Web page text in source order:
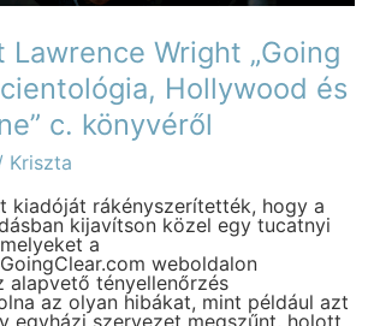
Lawrence Wright „Going
Hollywood és
c. könyvéről
Kriszta
kiadóját rákényszerítették, hogy a
kijavítson közel egy tucatnyi
a
weboldalon
alapvető tényellenőrzés
az olyan hibákat, mint például azt
egyházi szervezet megszűnt, holott